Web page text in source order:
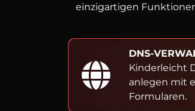
einzigartigen
DNS-
Kinderleicht
anlegen mit
Formularen.